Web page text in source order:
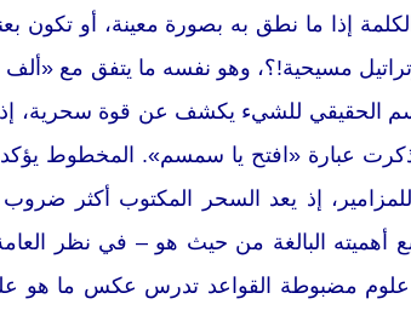
إذا ما نطق به بصورة معينة، أو تكون
مسيحية!؟، وهو نفسه ما يتفق مع «ألف
الحقيقي للشيء يكشف عن قوة سحرية، إذا
عبارة «افتح يا سمسم». المخطوط يؤكد
إذ يعد السحر المكتوب أكثر
أهميته البالغة من حيث هو – في نظر
مضبوطة القواعد تدرس عكس ما هو عليه